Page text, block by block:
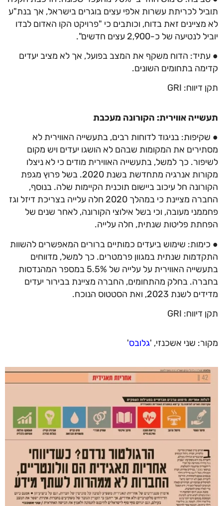
תוביל לכריתת עשרות אלפי עצים בוגרים בישראל, אך בנת"ע
לא מציינים זאת בדוח, וכותבים כי "פרויקט הקו האדום לבדו
יוביל לנטיעה של כ-2,900 עצים חדשים".
● עתיד: הדוח משקף את המצב בפועל, אך לא מציב יעדים
קדימה בתחומים השונים.
תקן דיווח: GRI
תעשייה אווירית: הקורונה מעכבת
● שקיפות: בניגוד לדוחות רבים, בתעשייה האווירית לא
מסתירים את המקומות שבהם לא הושגו יעדים ויש מקום
לשיפור. כך למשל, בתעשייה האווירית מודים כי לא ניצלו
מקורות אנרגיה מתחדשת בשנת 2020. בשל פרוץ מגפת
הקורונה חל עיכוב ביישום תוכנית הקיימות שלה. בנוסף,
החברה מציינת כי במהלך 2020 חלה עלייה בצריכת דיזל וגז
פחממני מעובה, וכי בשל אילוצי הקורונה, לאחר שנים של
הפחתת פליטות שנתית, חלה עלייה.
● כימות: שימוש ביעדים כמותיים ברורים המאפשרים להשוות
התקדמות שנתית במגוון פרמטרים. כך למשל, מדווחים
בתעשייה האווירית על עלייה של 5.5% במספר המהנדסות
בחברה. בחלק מהתחומים, החברה מציינת בבירור יעדים
מדידים לשנת 2023, ואת הסטטוס הנוכח.
תקן דיווח: GRI
מקור: שני אשכנזי, 'גלובס'